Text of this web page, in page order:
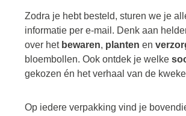
Zodra je hebt besteld, sturen we je
informatie per e-mail. Denk aan
over het bewaren, planten en
bloembollen. Ook ontdek je welke
gekozen én het verhaal van de
Op iedere verpakking vind je